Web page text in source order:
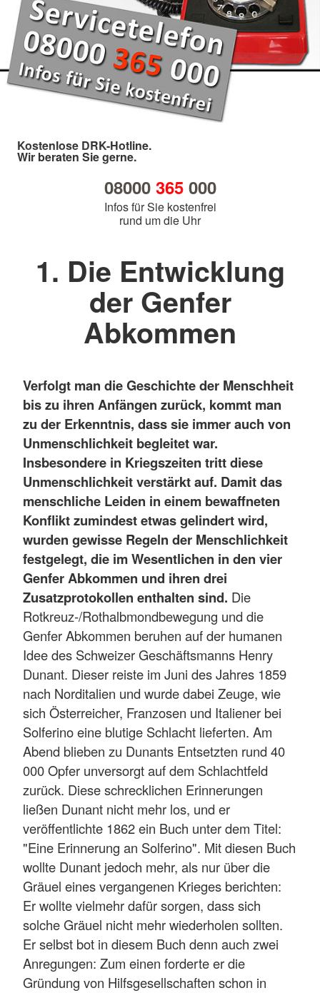
Kostenlose DRK-Hotline.
Wir beraten Sie gerne.
08000 365000
Infos für Sie kostenfrei
rund um die Uhr
1. Die Entwicklung
der Genfer
Abkommen
Verfolgt man die Geschichte der Menschheit
bis zu ihren Anfängen zurück, kommt man
zu der Erkenntnis, dass sie immer auch von
Unmenschlichkeit begleitet war.
Insbesondere in Kriegszeiten tritt diese
Unmenschlichkeit verstärkt auf. Damit das
menschliche Leiden in einem bewaffneten
Konflikt zumindest etwas gelindert wird,
wurden gewisse Regeln der Menschlichkeit
festgelegt, die im Wesentlichen in den vier
Genfer Abkommen und ihren drei
Zusatzprotokollen enthalten sind. Die
Rotkreuz-/Rothalbmondbewegung und die
Genfer Abkommen beruhen auf der humanen
Idee des Schweizer Geschäftsmanns Henry
Dunant. Dieser reiste im Juni des Jahres 1859
nach Norditalien und wurde dabei Zeuge, wie
sich Österreicher, Franzosen und Italiener bei
Solferino eine blutige Schlacht lieferten. Am
Abend blieben zu Dunants Entsetzten rund 40
000 Opfer unversorgt auf dem Schlachtfeld
zurück. Diese schrecklichen Erinnerungen
ließen Dunant nicht mehr los, und er
veröffentlichte 1862 ein Buch unter dem Titel:
"Eine Erinnerung an Solferino". Mit diesen Buch
wollte Dunant jedoch mehr, als nur über die
Gräuel eines vergangenen Krieges berichten:
Er wollte vielmehr dafür sorgen, dass sich
solche Gräuel nicht mehr wiederholen sollten.
Er selbst bot in diesem Buch denn auch zwei
Anregungen: Zum einen forderte er die
Gründung von Hilfsgesellschaften schon in